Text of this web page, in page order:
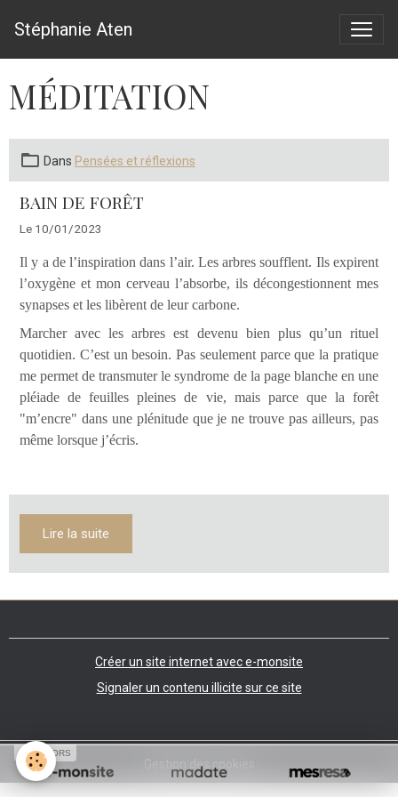
Stéphanie Aten
MÉDITATION
Dans Pensées et réflexions
BAIN DE FORÊT
Le 10/01/2023
Il y a de l’inspiration dans l’air. Les arbres soufflent. Ils expirent
l’oxygène et mon cerveau l’absorbe, ils décongestionnent mes
synapses et les libèrent de leur carbone.
Marcher avec les arbres est devenu bien plus qu’un rituel
quotidien. C’est un besoin. Pas seulement parce que la pratique
me permet de transmuter le syndrome de la page blanche en une
pléiade de feuilles pleines de vie, mais parce que la forêt
"m’encre" dans une plénitude que je ne trouve pas ailleurs, pas
même lorsque j’écris.
Lire la suite
Créer un site internet avec e-monsite
Signaler un contenu illicite sur ce site
Gestion des cookies
SPONSORS